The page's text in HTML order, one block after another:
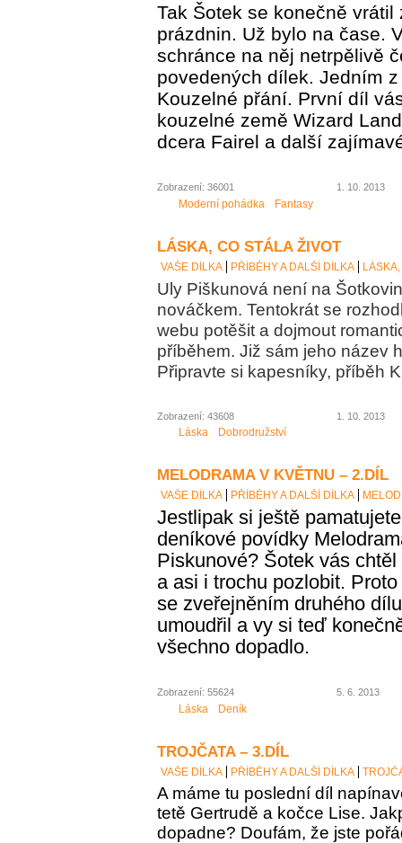
Tak Šotek se konečně vrátil
prázdnin. Už bylo na čase.
schránce na něj netrpělivě
povedených dílek. Jedním
Kouzelné přání. První díl
kouzelné země Wizard
dcera Fairel a další
Zobrazení: 36001 1. 10. 2013
Moderní pohádka Fantasy
LÁSKA, CO STÁLA ŽIVOT
VAŠE DÍLKA PŘÍBĚHY A DALŠÍ DÍLKA
Uly Piškunová není na
nováčkem. Tentokrát se
webu potěšit a dojmout
příběhem. Již sám jeho název
Připravte si kapesníky, příběh
Zobrazení: 43608 1. 10. 2013
Láska Dobrodružství
MELODRAMA V KVĚTNU – 2.DÍL
VAŠE DÍLKA PŘÍBĚHY A DALŠÍ DÍLKA
Jestlipak si ještě
deníkové povídky
Piskunové? Šotek vás
a asi i trochu pozlobit.
se zveřejněním druhého
umoudřil a vy si teď
všechno dopadlo.
Zobrazení: 55624 5. 6. 2013
Láska Deník
TROJČATA – 3.DÍL
VAŠE DÍLKA PŘÍBĚHY A DALŠÍ DÍLKA
A máme tu poslední díl
tetě Gertrudě a kočce Lise.
dopadne? Doufám, že jste